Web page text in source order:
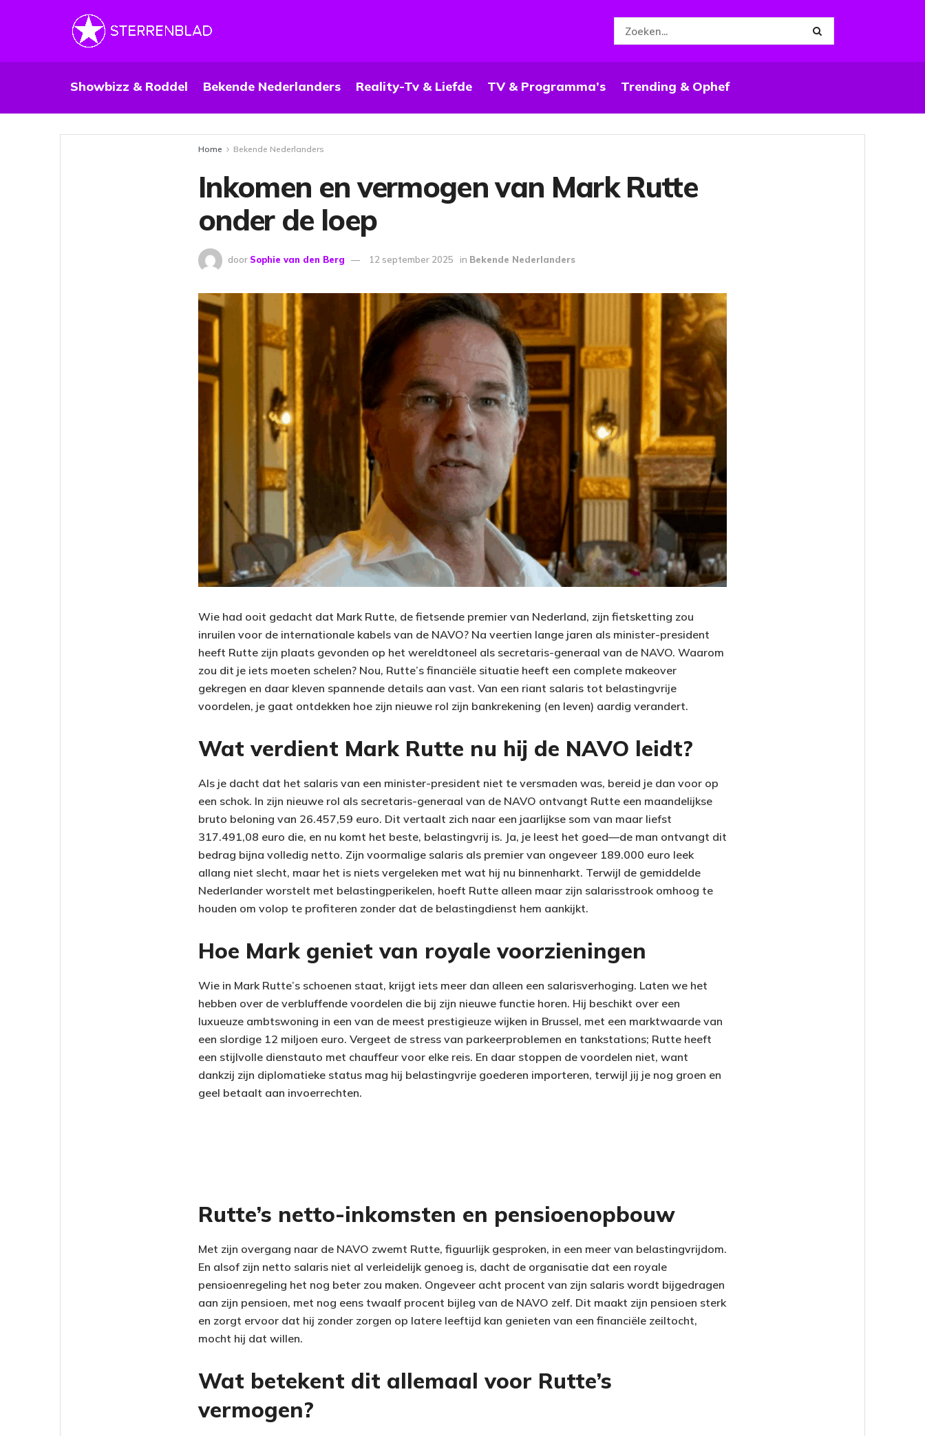
Showbizz & Roddel Bekende Nederlanders Reality-Tv & Liefde TV & Programma’s Trending & Ophef
Home Bekende Nederlanders
Inkomen en vermogen van Mark Rutte
onder de loep
door Sophie van den Berg 12 september 2025 in Bekende Nederlanders
Wie had ooit gedacht dat Mark Rutte, de fietsende premier van Nederland, zijn fietsketting zou
inruilen voor de internationale kabels van de NAVO? Na veertien lange jaren als minister-president
heeft Rutte zijn plaats gevonden op het wereldtoneel als secretaris-generaal van de NAVO. Waarom
zou dit je iets moeten schelen? Nou, Rutte’s financiële situatie heeft een complete makeover
gekregen en daar kleven spannende details aan vast. Van een riant salaris tot belastingvrije
voordelen, je gaat ontdekken hoe zijn nieuwe rol zijn bankrekening (en leven) aardig verandert.
Wat verdient Mark Rutte nu hij de NAVO leidt?
Als je dacht dat het salaris van een minister-president niet te versmaden was, bereid je dan voor op
een schok. In zijn nieuwe rol als secretaris-generaal van de NAVO ontvangt Rutte een maandelijkse
bruto beloning van 26.457,59 euro. Dit vertaalt zich naar een jaarlijkse som van maar liefst
317.491,08 euro die, en nu komt het beste, belastingvrij is. Ja, je leest het goed—de man ontvangt dit
bedrag bijna volledig netto. Zijn voormalige salaris als premier van ongeveer 189.000 euro leek
allang niet slecht, maar het is niets vergeleken met wat hij nu binnenharkt. Terwijl de gemiddelde
Nederlander worstelt met belastingperikelen, hoeft Rutte alleen maar zijn salarisstrook omhoog te
houden om volop te profiteren zonder dat de belastingdienst hem aankijkt.
Hoe Mark geniet van royale voorzieningen
Wie in Mark Rutte’s schoenen staat, krijgt iets meer dan alleen een salarisverhoging. Laten we het
hebben over de verbluffende voordelen die bij zijn nieuwe functie horen. Hij beschikt over een
luxueuze ambtswoning in een van de meest prestigieuze wijken in Brussel, met een marktwaarde van
een slordige 12 miljoen euro. Vergeet de stress van parkeerproblemen en tankstations; Rutte heeft
een stijlvolle dienstauto met chauffeur voor elke reis. En daar stoppen de voordelen niet, want
dankzij zijn diplomatieke status mag hij belastingvrije goederen importeren, terwijl jij je nog groen en
geel betaalt aan invoerrechten.
Rutte’s netto-inkomsten en pensioenopbouw
Met zijn overgang naar de NAVO zwemt Rutte, figuurlijk gesproken, in een meer van belastingvrijdom.
En alsof zijn netto salaris niet al verleidelijk genoeg is, dacht de organisatie dat een royale
pensioenregeling het nog beter zou maken. Ongeveer acht procent van zijn salaris wordt bijgedragen
aan zijn pensioen, met nog eens twaalf procent bijleg van de NAVO zelf. Dit maakt zijn pensioen sterk
en zorgt ervoor dat hij zonder zorgen op latere leeftijd kan genieten van een financiële zeiltocht,
mocht hij dat willen.
Wat betekent dit allemaal voor Rutte’s
vermogen?